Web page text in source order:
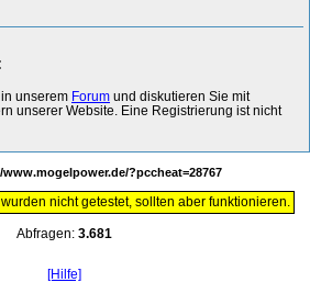
unserem Forum und diskutieren Sie mit
unserer Website. Eine Registrierung ist nicht
?pccheat=28767
nicht getestet, sollten aber funktionieren.
Abfragen: 3.681
[Hilfe]